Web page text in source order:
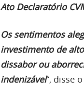
Ato Declaratório
Os sentimentos
investimento de
dissabor ou
indenizável“, disse